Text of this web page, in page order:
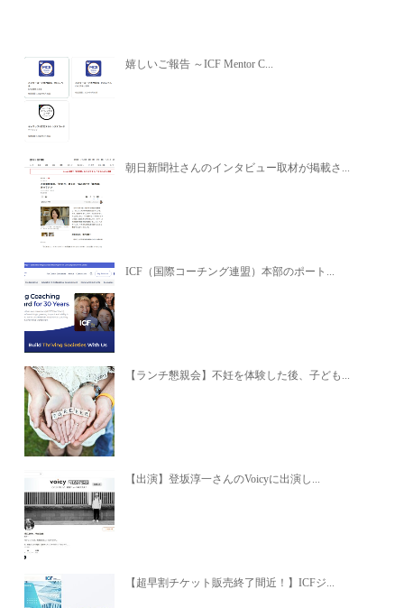
嬉しいご報告 ～ICF Mentor C...
朝日新聞社さんのインタビュー取材が掲載さ...
ICF（国際コーチング連盟）本部のポート...
【ランチ懇親会】不妊を体験した後、子ども...
【出演】登坂淳一さんのVoicyに出演し...
【超早割チケット販売終了間近！】ICFジ...